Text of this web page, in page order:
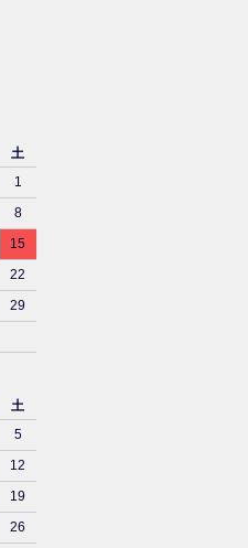
土
1
8
15
22
29
土
5
12
19
26